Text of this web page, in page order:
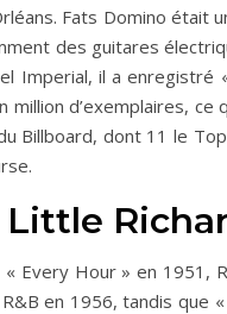
Fats Domino était
des guitares
Imperial, il a enregistré
million d’exemplaires,
Billboard, dont 11 le
Little
Every Hour » en 1951,
en 1956, tandis que